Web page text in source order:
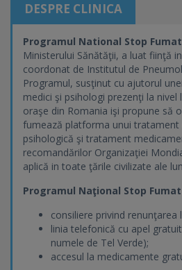
DESPRE CLINICA
Programul National Stop Fumat
Ministerului Sănătăţii, a luat fiinţă
coordonat de Institutul de
Programul, susţinut cu ajutorul
medici şi psihologi prezenţi la nivel
oraşe din Romania işi propune să
fumează platforma unui tratament
psihologică şi tratament
recomandărilor Organizaţiei
aplică in toate ţările civilizate ale
Programul Naţional Stop
consiliere privind renunţarea
linia telefonică cu apel
numele de Tel Verde);
accesul la medicamente